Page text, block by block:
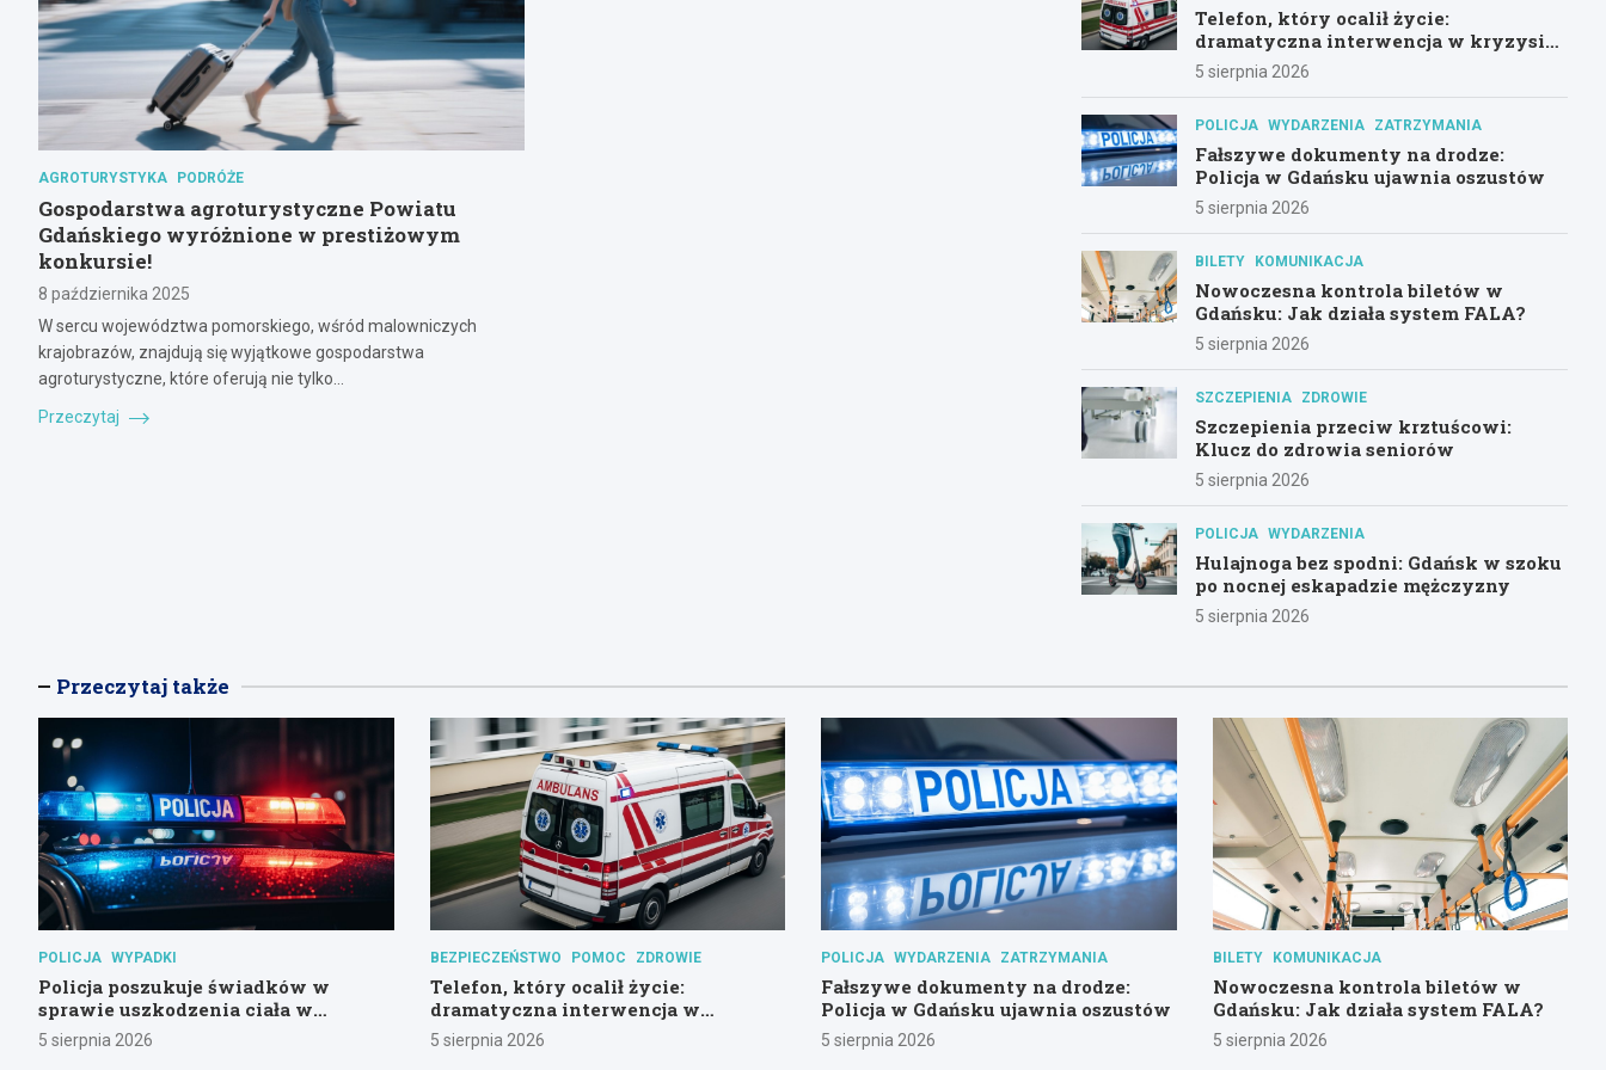
AGROTURYSTYKA PODRÓŻE
Gospodarstwa agroturystyczne Powiatu
Gdańskiego wyróżnione w prestiżowym
konkursie!
8 października 2025
W sercu województwa pomorskiego, wśród malowniczych
krajobrazów, znajdują się wyjątkowe gospodarstwa
agroturystyczne, które oferują nie tylko…
Przeczytaj
Telefon, który ocalił życie:
dramatyczna interwencja w kryzysie
psychicznym
5 sierpnia 2026
POLICJA WYDARZENIA ZATRZYMANIA
Fałszywe dokumenty na drodze:
Policja w Gdańsku ujawnia oszustów
5 sierpnia 2026
BILETY KOMUNIKACJA
Nowoczesna kontrola biletów w
Gdańsku: Jak działa system FALA?
5 sierpnia 2026
SZCZEPIENIA ZDROWIE
Szczepienia przeciw krztuścowi:
Klucz do zdrowia seniorów
5 sierpnia 2026
POLICJA WYDARZENIA
Hulajnoga bez spodni: Gdańsk w szoku
po nocnej eskapadzie mężczyzny
5 sierpnia 2026
Przeczytaj także
POLICJA WYPADKI
Policja poszukuje świadków w
sprawie uszkodzenia ciała w
Gdańsku
5 sierpnia 2026
BEZPIECZEŃSTWO POMOC ZDROWIE
Telefon, który ocalił życie:
dramatyczna interwencja w
kryzysie psychicznym
5 sierpnia 2026
POLICJA WYDARZENIA ZATRZYMANIA
Fałszywe dokumenty na drodze:
Policja w Gdańsku ujawnia oszustów
5 sierpnia 2026
BILETY KOMUNIKACJA
Nowoczesna kontrola biletów w
Gdańsku: Jak działa system FALA?
5 sierpnia 2026